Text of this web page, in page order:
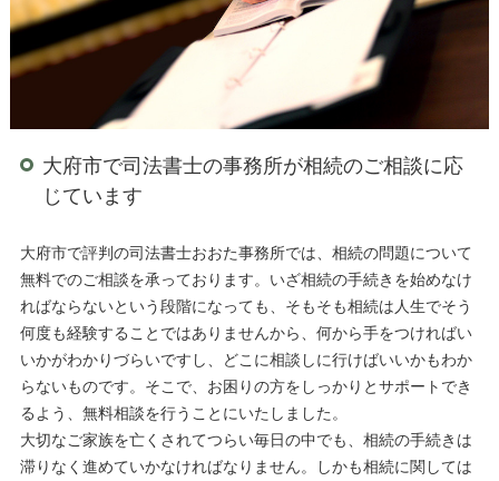
大府市で司法書士の事務所が相続のご相談に応
じています
大府市で評判の司法書士おおた事務所では、相続の問題について
無料でのご相談を承っております。いざ相続の手続きを始めなけ
ればならないという段階になっても、そもそも相続は人生でそう
何度も経験することではありませんから、何から手をつければい
いかがわかりづらいですし、どこに相談しに行けばいいかもわか
らないものです。そこで、お困りの方をしっかりとサポートでき
るよう、無料相談を行うことにいたしました。
大切なご家族を亡くされてつらい毎日の中でも、相続の手続きは
滞りなく進めていかなければなりません。しかも相続に関しては